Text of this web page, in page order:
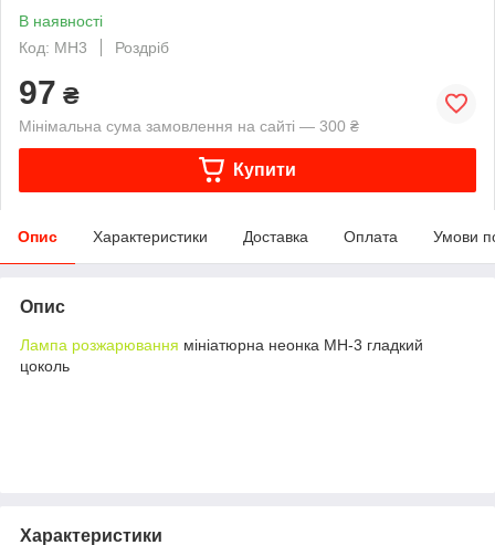
В наявності
Код: МН3
Роздріб
97 ₴
Мінімальна сума замовлення на сайті — 300 ₴
Купити
Опис Характеристики Доставка Оплата Умови
Опис
Лампа розжарювання мініатюрна неонка МН-3 гладкий
цоколь
Характеристики